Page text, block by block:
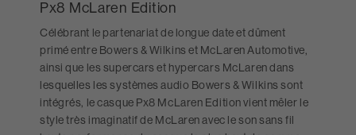
Px8 McLaren Edition
Célébrant le partenariat de longue date et dûment
primé entre Bowers & Wilkins et McLaren Automotive,
ainsi que les supercars et hypercars McLaren dans
lesquelles les systèmes audio Bowers & Wilkins sont
intégrés, le casque Px8 McLaren Edition vient mêler le
style très imaginatif de McLaren avec le son sans fil